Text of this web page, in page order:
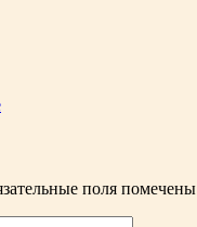
поля